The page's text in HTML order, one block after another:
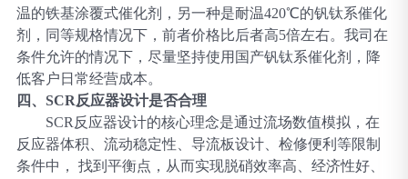
温的铁基涂覆式催化剂，另一种是耐温420℃的钒钛系催化
剂，同等规格情况下，前者价格比后者高5倍左右。我司在
条件允许的情况下，尽量坚持使用国产钒钛系催化剂，降
低客户日常经营成本。
四、 SCR反应器设计是否合理
SCR反应器设计的核心理念是通过流场数值模拟，在
反应器体积、流动稳定性、导流板设计、检修便利等限制
条件中， 找到平衡点，从而实现脱硝效率高、经济性好、